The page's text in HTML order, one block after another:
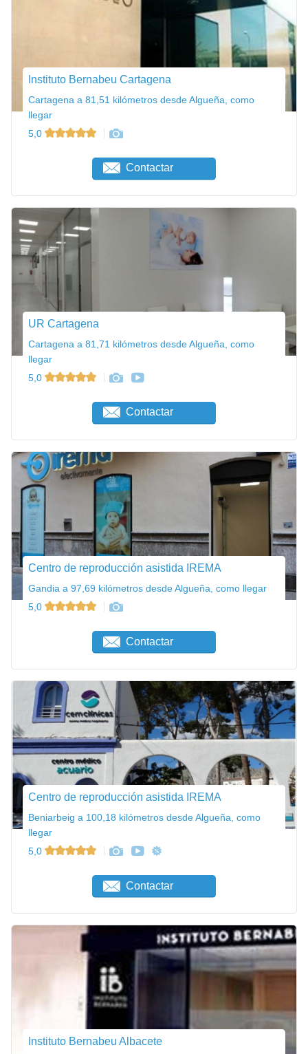
Instituto Bernabeu Cartagena
Cartagena a 81,51 kilómetros desde Algueña, como
llegar
5,0
Contactar
UR Cartagena
Cartagena a 81,71 kilómetros desde Algueña, como
llegar
5,0
Contactar
Centro de reproducción asistida IREMA
Gandia a 97,69 kilómetros desde Algueña, como llegar
5,0
Contactar
Centro de reproducción asistida IREMA
Beniarbeig a 100,18 kilómetros desde Algueña, como
llegar
5,0
Contactar
Instituto Bernabeu Albacete